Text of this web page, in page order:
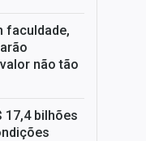
faculdade,
não tão
17,4 bilhões